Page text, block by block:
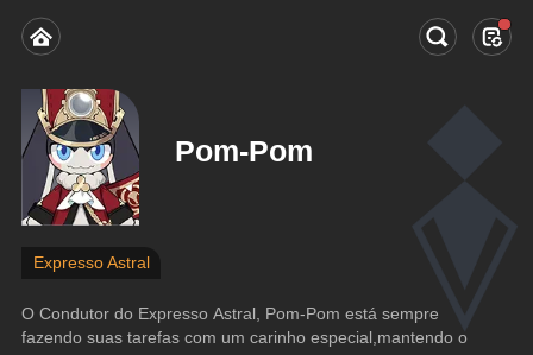
Pom-Pom
Expresso Astral
O Condutor do Expresso Astral, Pom-Pom está sempre
fazendo suas tarefas com um carinho especial,mantendo o